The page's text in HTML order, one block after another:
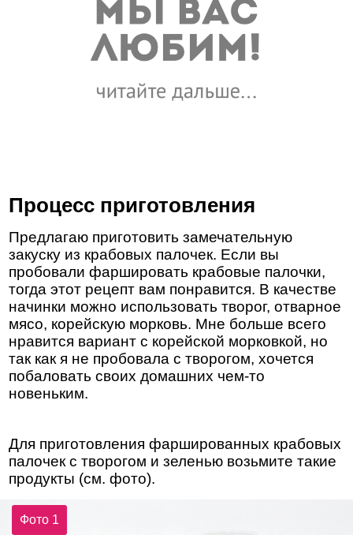
Процесс приготовления
Предлагаю приготовить замечательную
закуску из крабовых палочек. Если вы
пробовали фаршировать крабовые палочки,
тогда этот рецепт вам понравится. В качестве
начинки можно использовать творог, отварное
мясо, корейскую морковь. Мне больше всего
нравится вариант с корейской морковкой, но
так как я не пробовала с творогом, хочется
побаловать своих домашних чем-то
новеньким.
Для приготовления фаршированных крабовых
палочек с творогом и зеленью возьмите такие
продукты (см. фото).
Фото 1